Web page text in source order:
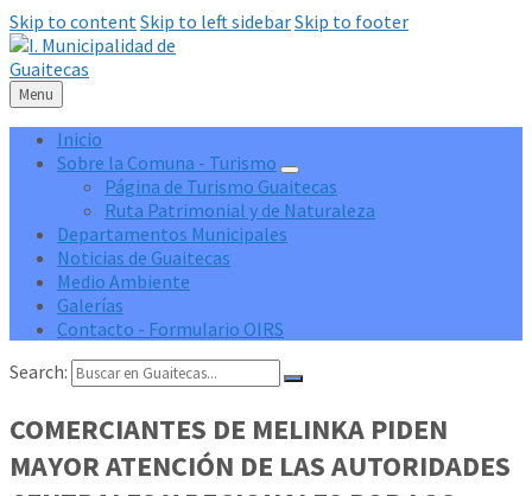
Skip to contentSkip to left sidebarSkip to footer
Menu
Inicio
Sobre la Comuna - Turismo
Página de Turismo Guaitecas
Ruta Patrimonial y de Naturaleza
Departamentos Municipales
Noticias de Guaitecas
Medio Ambiente
Galerías
Contacto - Formulario OIRS
Search:
COMERCIANTES DE MELINKA PIDEN
MAYOR ATENCIÓN DE LAS AUTORIDADES